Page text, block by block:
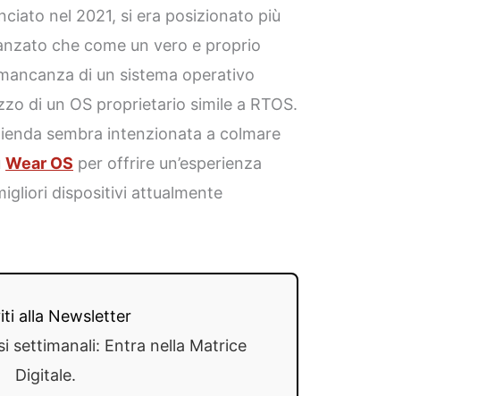
nel 2021, si era posizionato più
che come un vero e proprio
di un sistema operativo
di un OS proprietario simile a RTOS.
sembra intenzionata a colmare
Wear OS per offrire un’esperienza
dispositivi attualmente
alla Newsletter
settimanali: Entra nella Matrice
Digitale.